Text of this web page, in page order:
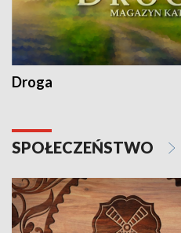
Droga
SPOŁECZEŃSTWO